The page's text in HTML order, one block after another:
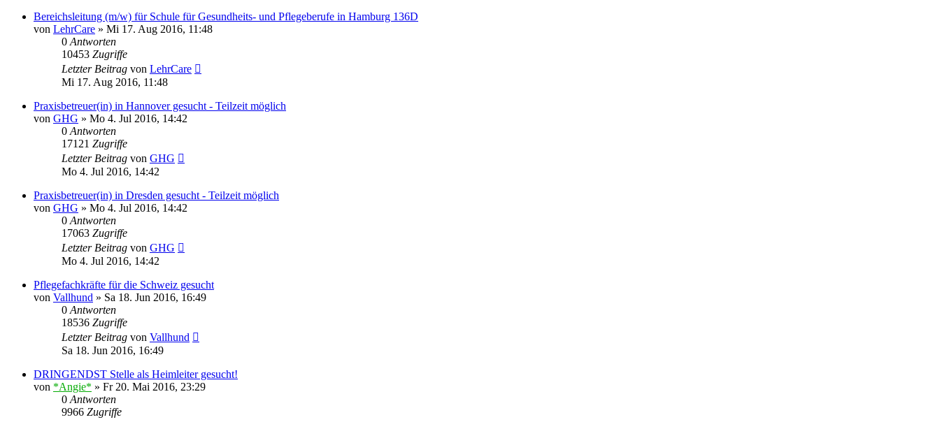
Bereichsleitung (m/w) für Schule für Gesundheits- und Pflegeberufe in Hamburg 136D
von LehrCare » Mi 17. Aug 2016, 11:48
0 Antworten
10453 Zugriffe
Letzter Beitrag von LehrCare
Mi 17. Aug 2016, 11:48
Praxisbetreuer(in) in Hannover gesucht - Teilzeit möglich
von GHG » Mo 4. Jul 2016, 14:42
0 Antworten
17121 Zugriffe
Letzter Beitrag von GHG
Mo 4. Jul 2016, 14:42
Praxisbetreuer(in) in Dresden gesucht - Teilzeit möglich
von GHG » Mo 4. Jul 2016, 14:42
0 Antworten
17063 Zugriffe
Letzter Beitrag von GHG
Mo 4. Jul 2016, 14:42
Pflegefachkräfte für die Schweiz gesucht
von Vallhund » Sa 18. Jun 2016, 16:49
0 Antworten
18536 Zugriffe
Letzter Beitrag von Vallhund
Sa 18. Jun 2016, 16:49
DRINGENDST Stelle als Heimleiter gesucht!
von *Angie* » Fr 20. Mai 2016, 23:29
0 Antworten
9966 Zugriffe